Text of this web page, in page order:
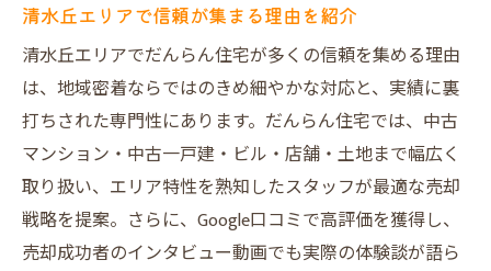
清水丘エリアで信頼が集まる理由を紹介
清水丘エリアでだんらん住宅が多くの信頼を集める理由
は、地域密着ならではのきめ細やかな対応と、実績に裏
打ちされた専門性にあります。だんらん住宅では、中古
マンション・中古一戸建・ビル・店舗・土地まで幅広く
取り扱い、エリア特性を熟知したスタッフが最適な売却
戦略を提案。さらに、Google口コミで高評価を獲得し、
売却成功者のインタビュー動画でも実際の体験談が語ら